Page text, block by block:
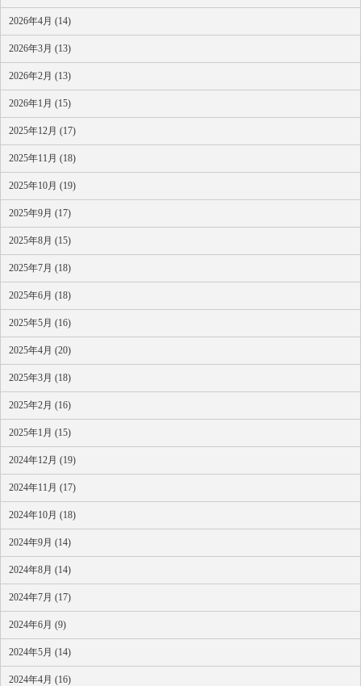
2026年4月 (14)
2026年3月 (13)
2026年2月 (13)
2026年1月 (15)
2025年12月 (17)
2025年11月 (18)
2025年10月 (19)
2025年9月 (17)
2025年8月 (15)
2025年7月 (18)
2025年6月 (18)
2025年5月 (16)
2025年4月 (20)
2025年3月 (18)
2025年2月 (16)
2025年1月 (15)
2024年12月 (19)
2024年11月 (17)
2024年10月 (18)
2024年9月 (14)
2024年8月 (14)
2024年7月 (17)
2024年6月 (9)
2024年5月 (14)
2024年4月 (16)